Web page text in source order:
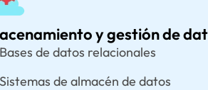
y gestión de
Bases de datos relacionales
Sistemas de almacén de datos